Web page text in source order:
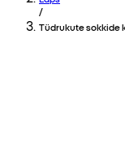
/
Tüdrukute sokkide